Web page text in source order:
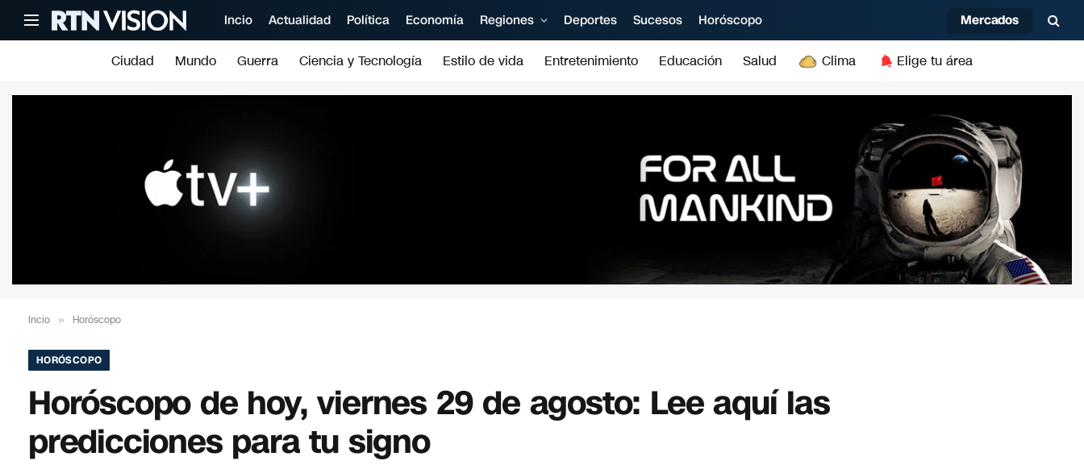
Incio Actualidad Política Economía Regiones Deportes Sucesos Horóscopo Mercados
Ciudad Mundo Guerra Ciencia y Tecnología Estilo de vida Entretenimiento Educación Salud Clima Elige tu área
Incio » Horóscopo
HORÓSCOPO
Horóscopo de hoy, viernes 29 de agosto: Lee aquí las
predicciones para tu signo